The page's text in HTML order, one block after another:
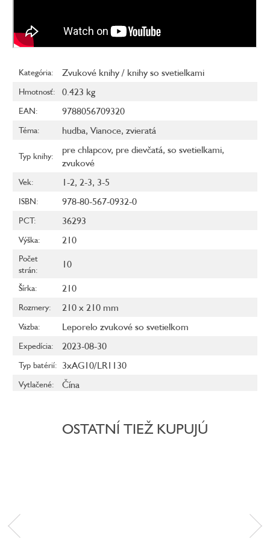
Kategória: Zvukové knihy / knihy so svetielkami
Hmotnosť: 0.423 kg
EAN: 9788056709320
Téma: hudba, Vianoce, zvieratá
Typ knihy:
pre chlapcov, pre dievčatá, so svetielkami,
zvukové
Vek: 1-2, 2-3, 3-5
ISBN: 978-80-567-0932-0
PCT: 36293
Výška: 210
Počet
strán: 10
Šírka: 210
Rozmery: 210 x 210 mm
Väzba: Leporelo zvukové so svetielkom
Expedícia: 2023-08-30
Typ batérií: 3xAG10/LR1130
Vytlačené: Čína
OSTATNÍ TIEŽ KUPUJÚ